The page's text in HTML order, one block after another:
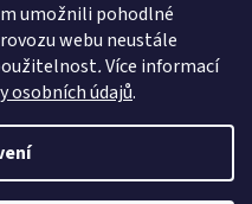
umožnili pohodlné
webu neustále
.Více informací
osobních údajů.